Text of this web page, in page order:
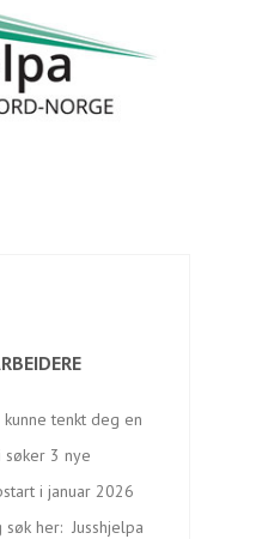
tenkt deg en
3 nye
i januar 2026
her: Jusshjelpa